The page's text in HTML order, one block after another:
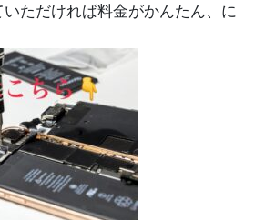
ただければ料金がかんたん、に